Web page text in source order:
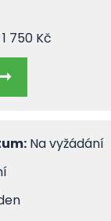
1 750 Kč
Na vyžádání